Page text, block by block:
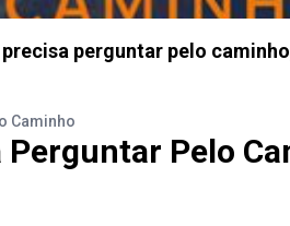
perguntar pelo
Caminho
Pelo